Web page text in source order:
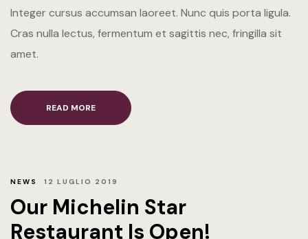
Integer cursus accumsan laoreet. Nunc quis porta ligula.
Cras nulla lectus, fermentum et sagittis nec, fringilla sit
amet.
READ MORE
NEWS 12 LUGLIO 2019
Our Michelin Star
Restaurant Is Open!